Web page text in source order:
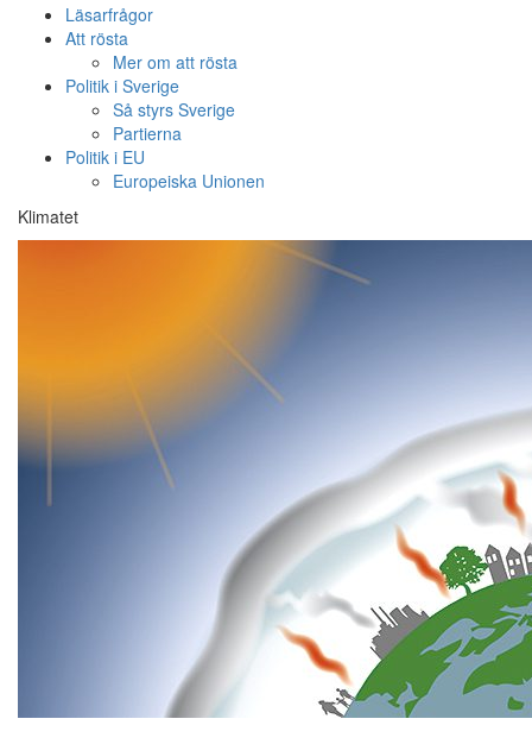
Läsarfrågor
Att rösta
Mer om att rösta
Politik i Sverige
Så styrs Sverige
Partierna
Politik i EU
Europeiska Unionen
Klimatet